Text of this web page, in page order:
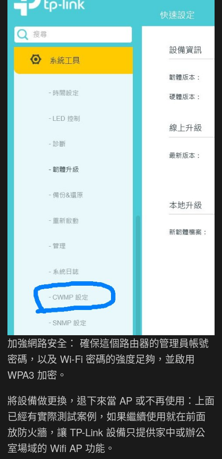
加強網路安全： 確保這個路由器的管理員帳號
密碼，以及 Wi-Fi 密碼的強度足夠，並啟用
WPA3 加密。
將設備做更換，退下來當 AP 或不再使用：上面
已經有實際測試案例，如果繼續使用就在前面
放防火牆，讓 TP-Link 設備只提供家中或辦公
室場域的 Wifi AP 功能。